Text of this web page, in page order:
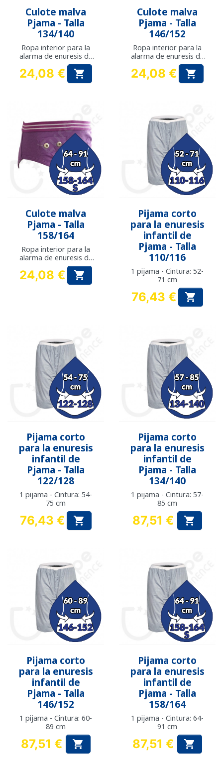
Culote malva
Pjama - Talla
134/140
Ropa interior para la
alarma de enuresis de
Precio
24,08 € 
Culote malva
Pjama - Talla
146/152
Ropa interior para la
alarma de enuresis de
Precio
24,08 € 
Culote malva
Pjama - Talla
158/164
Ropa interior para la
alarma de enuresis de
Precio
24,08 € 
Pijama corto
para la enuresis
infantil de
Pjama - Talla
110/116
1 pijama - Cintura: 52-
71 cm
Precio
76,43 € 
Pijama corto
para la enuresis
infantil de
Pjama - Talla
122/128
1 pijama - Cintura: 54-
75 cm
Precio
76,43 € 
Pijama corto
para la enuresis
infantil de
Pjama - Talla
134/140
1 pijama - Cintura: 57-
85 cm
Precio
87,51 € 
Pijama corto
para la enuresis
infantil de
Pjama - Talla
146/152
1 pijama - Cintura: 60-
89 cm
Precio
87,51 € 
Pijama corto
para la enuresis
infantil de
Pjama - Talla
158/164
1 pijama - Cintura: 64-
91 cm
Precio
87,51 € 